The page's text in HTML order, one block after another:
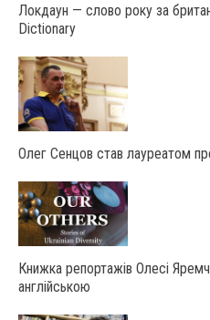
Локдаун — слово року за
Dictionary
Олег Сенцов став лауреатом
Книжка репортажів Олесі
англійською